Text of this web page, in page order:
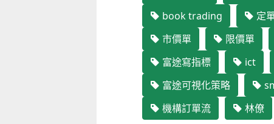
book trading
定
市價單
限價單
富途寫指標
ict
富途可視化策略
機構訂單流
林僚